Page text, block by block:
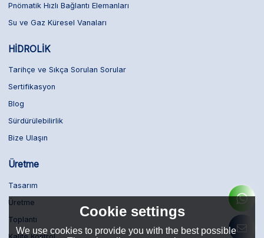
Pnömatik Hızlı Bağlantı Elemanları
Su ve Gaz Küresel Vanaları
HİDROLİK
Tarihçe ve Sıkça Sorulan Sorular
Sertifikasyon
Blog
Sürdürülebilirlik
Bize Ulaşın
Üretme
Tasarım
Üretme
Toplantı
Cookie settings
We use cookies to provide you with the best possible